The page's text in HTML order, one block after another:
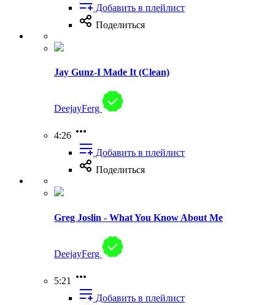
Добавить в плейлист
Поделиться
Jay Gunz-I Made It (Clean)
DeejayFerg
4:26
Добавить в плейлист
Поделиться
Greg Joslin - What You Know About Me
DeejayFerg
5:21
Добавить в плейлист